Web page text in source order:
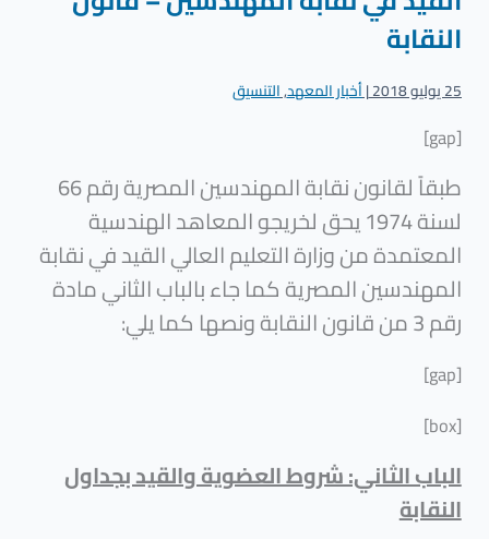
النقابة
25 يوليو 2018 |أخبار المعهد,التنسيق
[gap]
طبقاً لقانون نقابة المهندسين المصرية رقم 66
لسنة 1974 يحق لخريجو المعاهد الهندسية
المعتمدة من وزارة التعليم العالي القيد في نقابة
المهندسين المصرية كما جاء بالباب الثاني مادة
رقم 3 من قانون النقابة ونصها كما يلي:
[gap]
[box]
الباب الثاني: شروط العضوية والقيد بجداول
النقابة